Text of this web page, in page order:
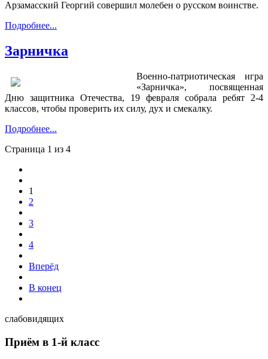
Арзамасский Георгий совершил молебен о русском воинстве.
Подробнее...
Зарничка
Военно-патриотическая игра
«Зарничка», посвященная
Дню защитника Отечества, 19 февраля собрала ребят 2-4
классов, чтобы проверить их силу, дух и смекалку.
Подробнее...
Страница 1 из 4
1
2
3
4
Вперёд
В конец
слабовидящих
Приём в 1-й класс